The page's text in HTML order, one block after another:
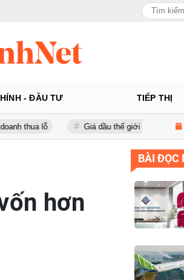
- ĐẦU TƯ TIẾP THỊ
Giá dầu thế giới tăng trên 3 USD/thùng
hơn
BÀI ĐỌC